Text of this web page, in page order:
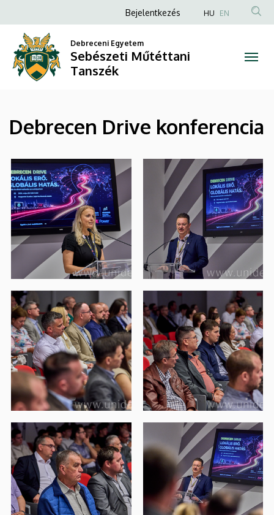
Sebészeti
Műtéttani
Tanszék
a
tartalomra
Anonim
fiók
menüje
Bejelentkezés HU EN
Debreceni Egyetem
Sebészeti Műtéttani
Tanszék
Debrecen Drive konferencia